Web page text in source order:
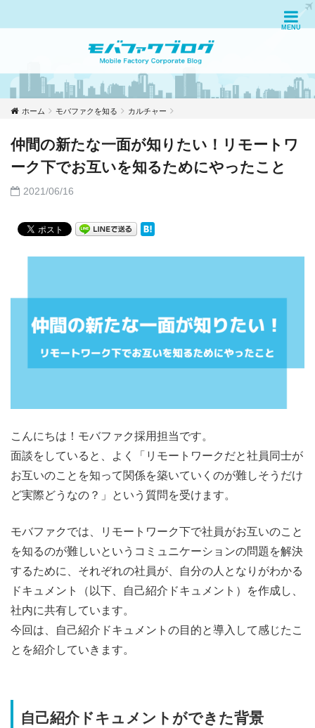
ホーム モバファクを知る カルチャー
仲間の新たな一面が知りたい！リモートワ
ーク下でお互いを知るためにやったこと
2021/06/16
こんにちは！モバファク採用担当です。
面談をしていると、よく「リモートワークだと社員同士が
お互いのことを知って関係を築いていくのが難しそうだけ
ど実際どうなの？」という質問を受けます。
モバファクでは、リモートワーク下で社員がお互いのこと
を知るのが難しいというコミュニケーションの問題を解決
するために、それぞれの社員が、自分の人となりがわかる
ドキュメント（以下、自己紹介ドキュメント）を作成し、
社内に共有しています。
今回は、自己紹介ドキュメントの目的と導入して感じたこ
とを紹介していきます。
自己紹介ドキュメントができた背景